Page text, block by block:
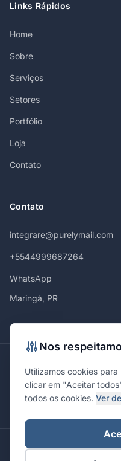
Links Rápidos
Home
Sobre
Serviços
Setores
Portfólio
Loja
Contato
Contato
integrare@purelymail.com
+5544999687264
WhatsApp
Maringá, PR
MaringáCuritibaSão Paulo
Florianópolis BrasíliaJoinville
© 2026 Integrare.
Nos
Utilizamos cookies
clicar em "Aceitar
todos os cookies. Ver